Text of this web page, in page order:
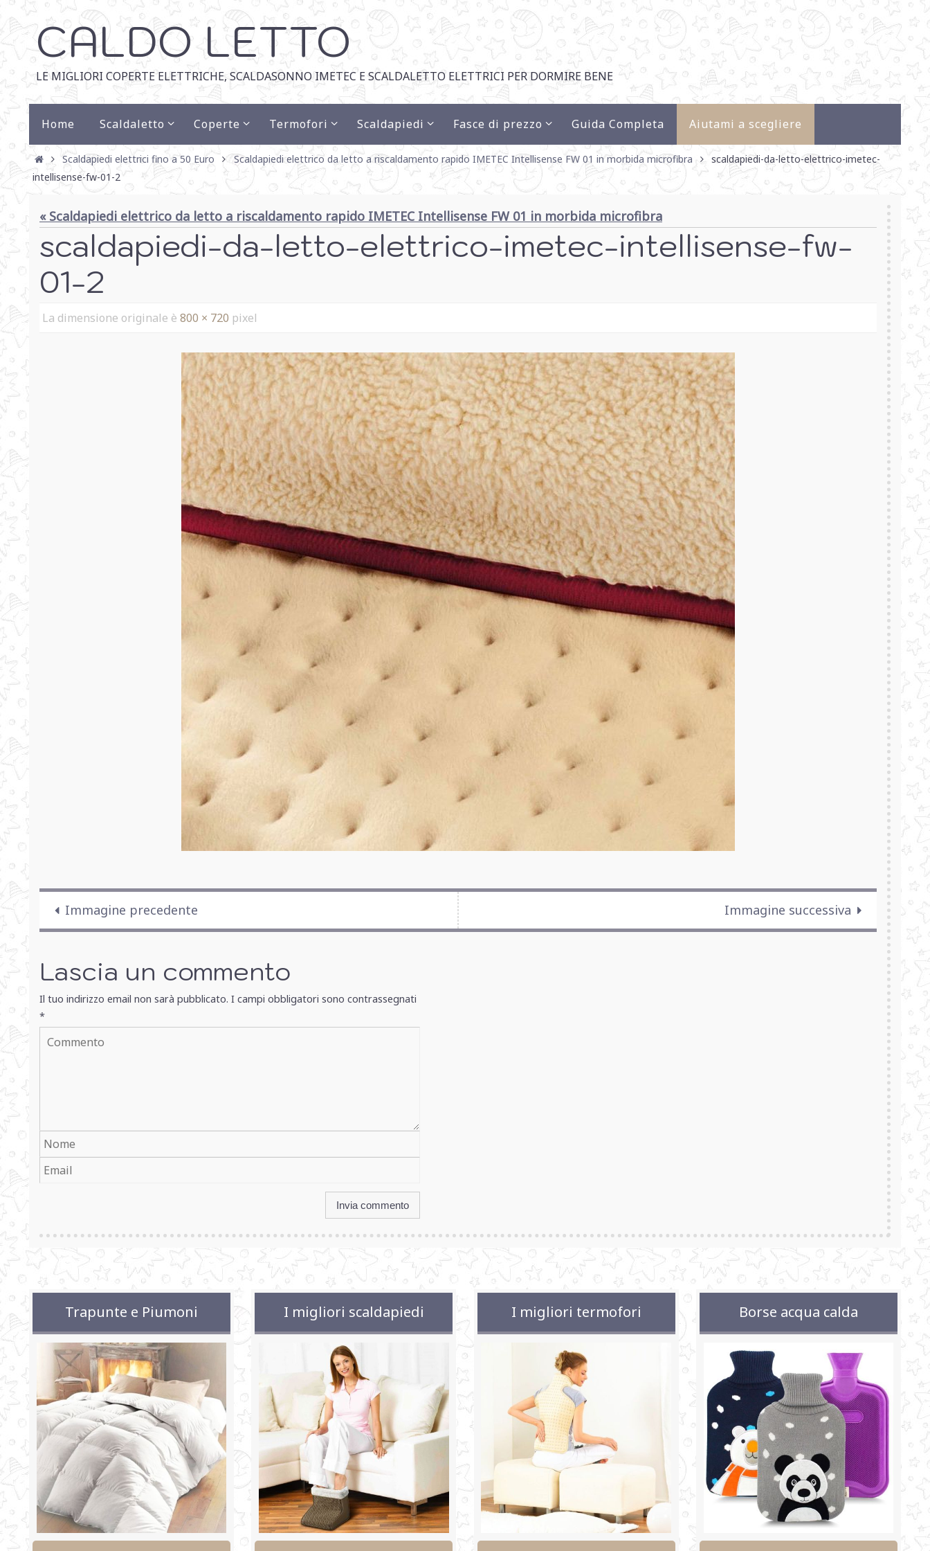
CALDO LETTO
LE MIGLIORI COPERTE ELETTRICHE, SCALDASONNO IMETEC E SCALDALETTO ELETTRICI PER DORMIRE BENE
Home Scaldaletto Coperte Termofori Scaldapiedi Fasce di prezzo Guida Completa Aiutami a scegliere
Scaldapiedi elettrici fino a 50 Euro Scaldapiedi elettrico da letto a riscaldamento rapido IMETEC Intellisense FW 01 in morbida microfibra
scaldapiedi-da-letto-elettrico-imetec-
intellisense-fw-01-2
« Scaldapiedi elettrico da letto a riscaldamento rapido IMETEC Intellisense FW 01 in morbida microfibra
scaldapiedi-da-letto-elettrico-imetec-intellisense-fw-
01-2
La dimensione originale è 800 × 720 pixel
Immagine precedente Immagine successiva
Lascia un commento
Il tuo indirizzo email non sarà pubblicato. I campi obbligatori sono contrassegnati
*
Trapunte e Piumoni I migliori scaldapiedi I migliori termofori Borse acqua calda